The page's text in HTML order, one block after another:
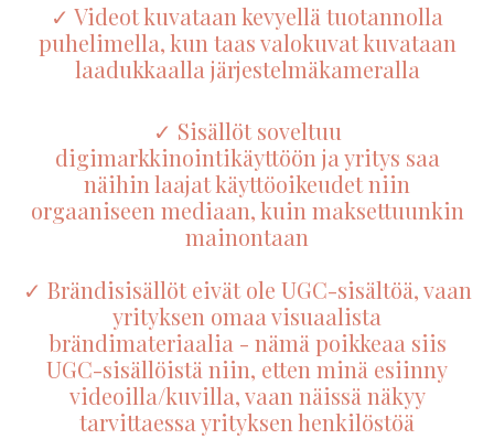
✓ Videot kuvataan kevyellä tuotannolla
puhelimella, kun taas valokuvat kuvataan
laadukkaalla järjestelmäkameralla
✓ Sisällöt soveltuu
digimarkkinointikäyttöön ja yritys saa
näihin laajat käyttöoikeudet niin
orgaaniseen mediaan, kuin maksettuunkin
mainontaan
✓ Brändisisällöt eivät ole UGC-sisältöä, vaan
yrityksen omaa visuaalista
brändimateriaalia - nämä poikkeaa siis
UGC-sisällöistä niin, etten minä esiinny
videoilla/kuvilla, vaan näissä näkyy
tarvittaessa yrityksen henkilöstöä